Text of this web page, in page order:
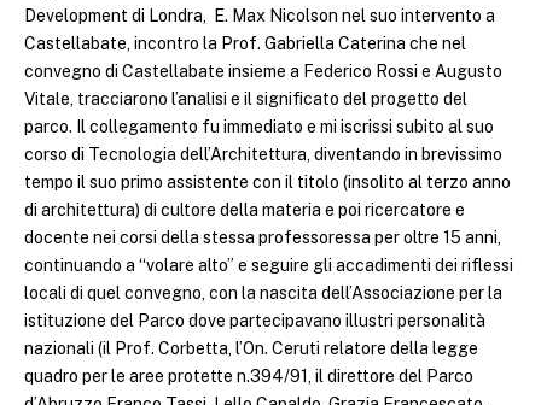
Development di Londra, E. Max Nicolson nel suo intervento a
Castellabate, incontro la Prof. Gabriella Caterina che nel
convegno di Castellabate insieme a Federico Rossi e Augusto
Vitale, tracciarono l’analisi e il significato del progetto del
parco. Il collegamento fu immediato e mi iscrissi subito al suo
corso di Tecnologia dell’Architettura, diventando in brevissimo
tempo il suo primo assistente con il titolo (insolito al terzo anno
di architettura) di cultore della materia e poi ricercatore e
docente nei corsi della stessa professoressa per oltre 15 anni,
continuando a “volare alto” e seguire gli accadimenti dei riflessi
locali di quel convegno, con la nascita dell’Associazione per la
istituzione del Parco dove partecipavano illustri personalità
nazionali (il Prof. Corbetta, l’On. Ceruti relatore della legge
quadro per le aree protette n.394/91, il direttore del Parco